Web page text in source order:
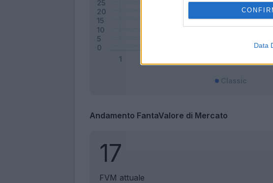
Data
Classic
Andamento FantaValore di Mercato
17
FVM attuale